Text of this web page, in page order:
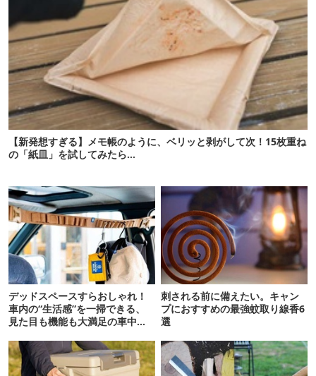
【新発想すぎる】メモ帳のように、ベリッと剥がして次！15枚重ね
の「紙皿」を試してみたら…
デッドスペースすらおしゃれ！
車内の“生活感”を一掃できる、
見た目も機能も大満足の車中泊
刺される前に備えたい。キャン
プにおすすめの最強蚊取り線香6
選